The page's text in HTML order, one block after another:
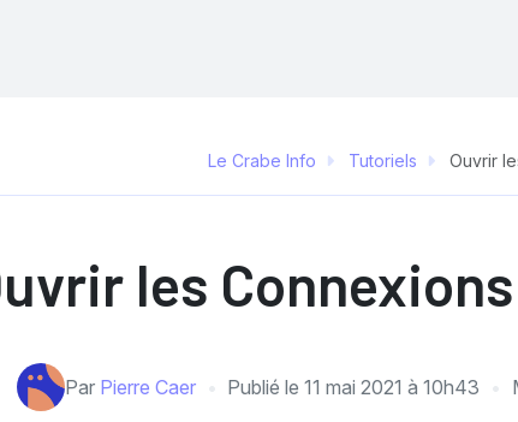
Le Crabe Info Tutoriels Ouvrir
les
Par Pierre Caer Publié le11 mai 2021 à 10h43